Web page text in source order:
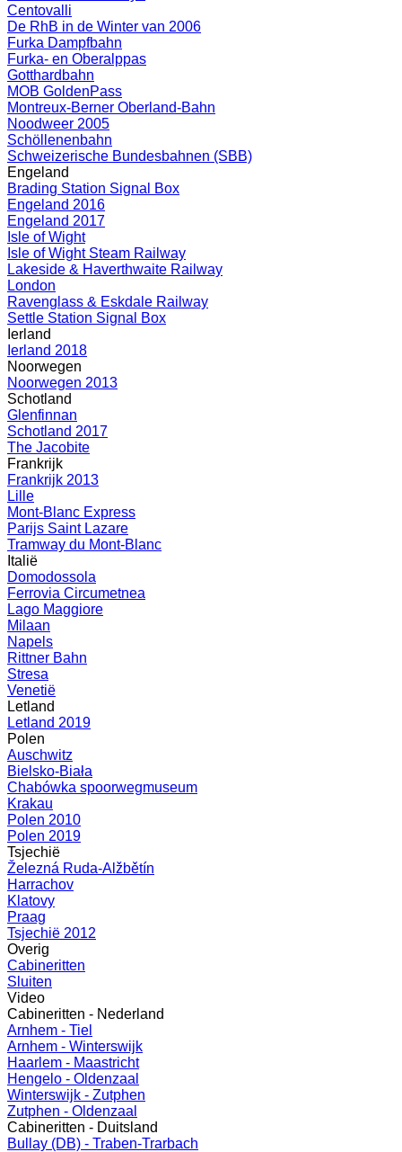
Centovalli
De RhB in de Winter van 2006
Furka Dampfbahn
Furka- en Oberalppas
Gotthardbahn
MOB GoldenPass
Montreux-Berner Oberland-Bahn
Noodweer 2005
Schöllenenbahn
Schweizerische Bundesbahnen (SBB)
Engeland
Brading Station Signal Box
Engeland 2016
Engeland 2017
Isle of Wight
Isle of Wight Steam Railway
Lakeside & Haverthwaite Railway
London
Ravenglass & Eskdale Railway
Settle Station Signal Box
Ierland
Ierland 2018
Noorwegen
Noorwegen 2013
Schotland
Glenfinnan
Schotland 2017
The Jacobite
Frankrijk
Frankrijk 2013
Lille
Mont-Blanc Express
Parijs Saint Lazare
Tramway du Mont-Blanc
Italië
Domodossola
Ferrovia Circumetnea
Lago Maggiore
Milaan
Napels
Rittner Bahn
Stresa
Venetië
Letland
Letland 2019
Polen
Auschwitz
Bielsko-Biała
Chabówka spoorwegmuseum
Krakau
Polen 2010
Polen 2019
Tsjechië
Železná Ruda-Alžbětín
Harrachov
Klatovy
Praag
Tsjechië 2012
Overig
Cabineritten
Sluiten
Video
Cabineritten - Nederland
Arnhem - Tiel
Arnhem - Winterswijk
Haarlem - Maastricht
Hengelo - Oldenzaal
Winterswijk - Zutphen
Zutphen - Oldenzaal
Cabineritten - Duitsland
Bullay (DB) - Traben-Trarbach